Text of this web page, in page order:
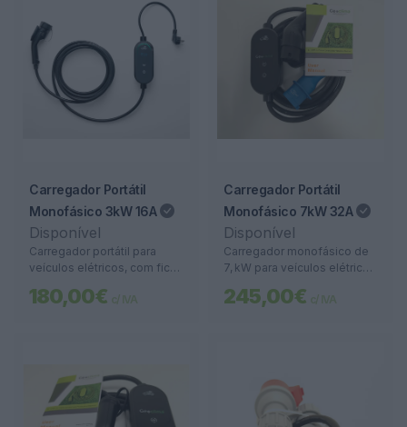
Carregador Portátil
Monofásico 3kW 16A
Disponível
Carregador portátil para
veículos elétricos, com ficha
cabo de 5 metros. Seguro,
180,00€ c/ IVA
Carregador Portátil
Monofásico 7kW 32A
Disponível
Carregador monofásico de
7, kW para veículos elétricos
casas, garagens e
245,00€ c/ IVA